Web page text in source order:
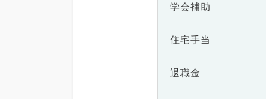
学会補助
住宅手当
退職金